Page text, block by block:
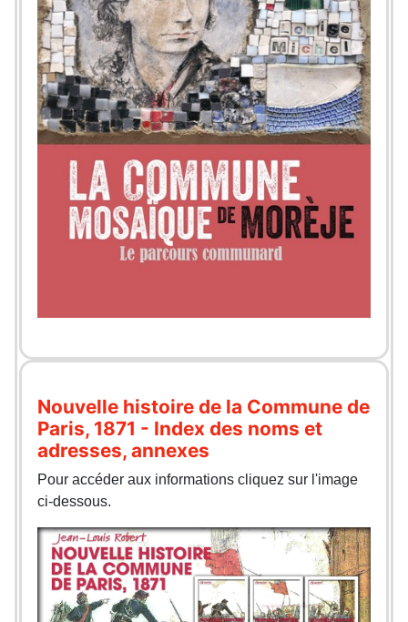
Nouvelle histoire de la Commune de
Paris, 1871 - Index des noms et
adresses, annexes
Pour accéder aux informations cliquez sur l'image
ci-dessous.